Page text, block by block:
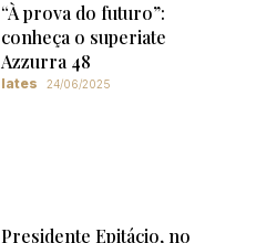
“À prova do futuro”:
conheça o superiate
Azzurra 48
Iates 24/06/2025
Presidente Epitácio, no